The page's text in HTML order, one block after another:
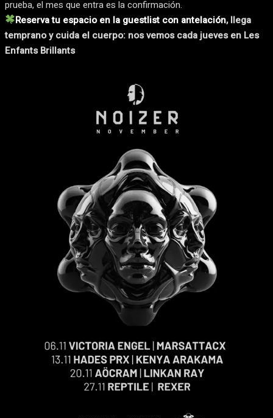
prueba, el mes que entra es la confirmación.
Reserva tu espacio en la guestlist con antelación, llega
temprano y cuida el cuerpo: nos vemos cada jueves en Les
Enfants Brillants